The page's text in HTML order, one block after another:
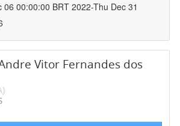
06 00:00:00 BRT 2022-Thu Dec 31
Vitor Fernandes dos